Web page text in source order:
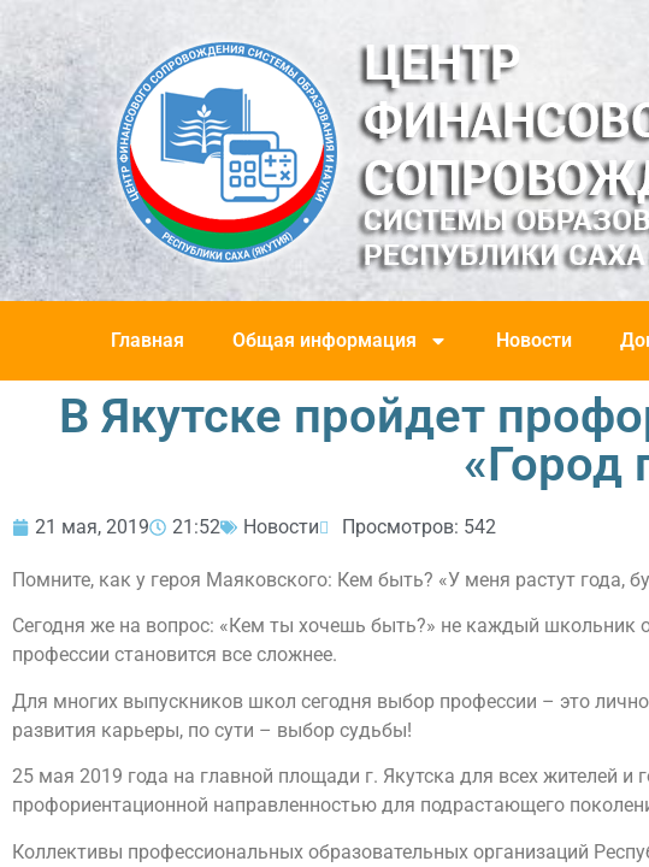
Главная Общая информация Новости
В Якутске пройдет
«Город
21 мая, 2019 21:52 Новости Просмотров: 542
Помните, как у героя Маяковского: Кем быть? «У меня растут года,
Сегодня же на вопрос: «Кем ты хочешь быть?» не каждый
профессии становится все сложнее.
Для многих выпускников школ сегодня выбор профессии – это
развития карьеры, по сути – выбор судьбы!
25 мая 2019 года на главной площади г. Якутска для всех жителей и
профориентационной направленностью для подрастающего
Коллективы профессиональных образовательных организаций